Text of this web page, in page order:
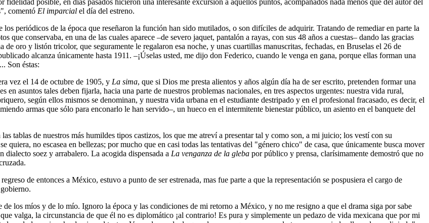
posible, en días pasados hicieron una interesante excursión a aquellos puntos, acompañados nada menos que del autor del
comentó El imparcial el día del estreno.
periódicos de la época que reseñaron la función han sido mutilados, o son difíciles de adquirir. Tratando de remediar en parte la
conservaba, en una de las cuales aparece –de severo jaquet, pantalón a rayas, con sus 48 años a cuestas– dando las gracias
oro y listón tricolor, que seguramente le regalaron esa noche, y unas cuartillas manuscritas, fechadas, en Bruselas el 26 de
alcanza únicamente hasta 1911. –¡Úselas usted, me dijo don Federico, cuando le venga en gana, porque ellas forman una
Son éstas:
vez el 14 de octubre de 1905, y La sima, que si Dios me presta alientos y años algún día ha de ser escrito, pretenden formar una
asuntos tales deben fijarla, hacia una parte de nuestros problemas nacionales, en tres aspectos urgentes: nuestra vida rural,
según ellos mismos se denominan, y nuestra vida urbana en el estudiante destripado y en el profesional fracasado, es decir, el
armas que sólo para enconarlo le han servido–, un hueco en el intermitente bienestar público, un asiento en el banquete del
tablas de nuestros más humildes tipos castizos, los que me atreví a presentar tal y como son, a mi juicio; los vestí con su
no escasea en bellezas; por mucho que en casi todas las tentativas del "género chico" de casa, que únicamente busca mover
dialecto soez y arrabalero. La acogida dispensada a La venganza de la gleba por público y prensa, clarísimamente demostró que no
de entonces a México, estuvo a punto de ser estrenada, mas fue parte a que la representación se pospusiera el cargo de
los míos y de lo mío. Ignoro la época y las condiciones de mi retorno a México, y no me resigno a que el drama siga por sabe
valga, la circunstancia de que él no es diplomático ¡al contrario! Es pura y simplemente un pedazo de vida mexicana que por mi